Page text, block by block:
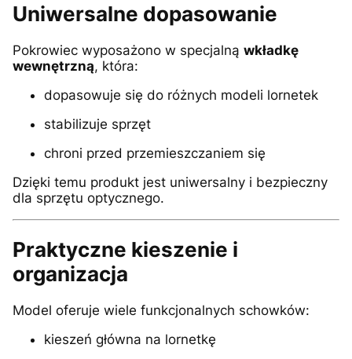
Uniwersalne dopasowanie
Pokrowiec wyposażono w specjalną wkładkę
wewnętrzną, która:
dopasowuje się do różnych modeli lornetek
stabilizuje sprzęt
chroni przed przemieszczaniem się
Dzięki temu produkt jest uniwersalny i bezpieczny
dla sprzętu optycznego.
Praktyczne kieszenie i
organizacja
Model oferuje wiele funkcjonalnych schowków:
kieszeń główna na lornetkę